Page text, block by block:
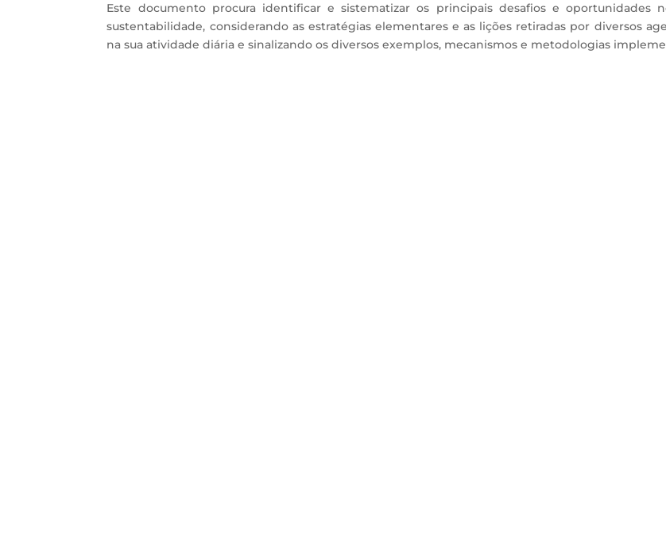
Este documento procura identificar e sistematizar os principais desafios e oportunidades
sustentabilidade, considerando as estratégias elementares e as lições retiradas por diversos
na sua atividade diária e sinalizando os diversos exemplos, mecanismos e metodologias